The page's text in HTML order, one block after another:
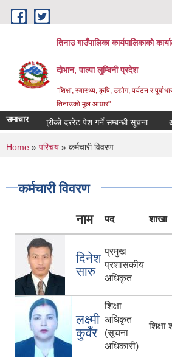
Skip to main content
तिनाउ गाउँपालिका कार्यपालिकाकाे
दोभान, पाल्पा लुम्बिनी प्रदेश
"शिक्षा, स्वास्थ्य, कृषि, उद्योग, पर्यटन र
तिनाउको मुल आधार"
समाचार
कृषि सामाग्रीको दररेट पेश गर्ने सम्बन्धी सूचना
You are here
Home » परिचय » कर्मचारी विवरण
कर्मचारी विवरण
नाम पद शाखा
दिनेश
सारु
प्रमुख
प्रशासकीय
अधिकृत
लक्ष्मी
कुवँर
शिक्षा
अधिकृत
(सूचना
अधिकारी)
शिक्षा